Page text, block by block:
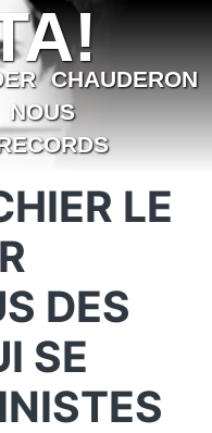
CHAUDERON
NOUS
LE
DES
SE